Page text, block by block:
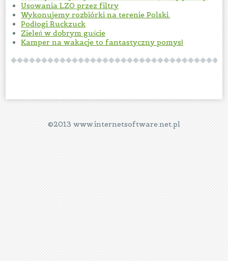
Usowania LZO przez filtry
Wykonujemy rozbiórki na terenie Polski.
Podłogi Ruckzuck
Zieleń w dobrym guście
Kamper na wakacje to fantastyczny pomysł
©2013 www.internetsoftware.net.pl